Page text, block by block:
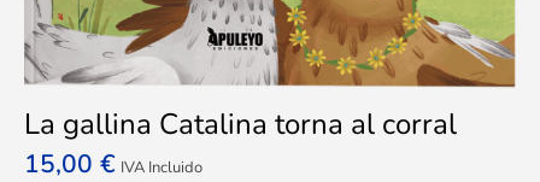
La gallina Catalina torna al corral
15,00 € IVA Incluido